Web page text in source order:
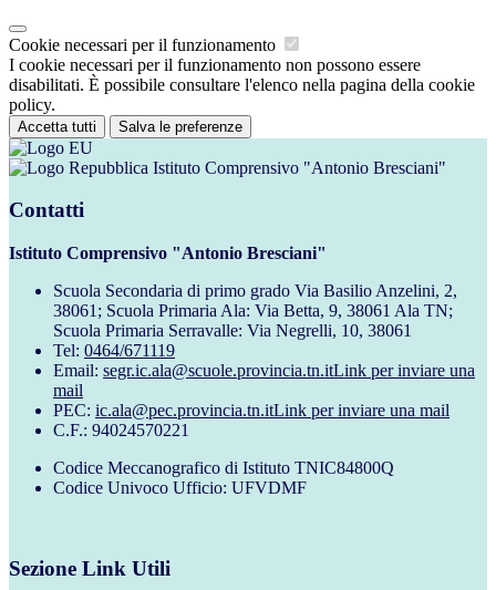
Cookie necessari per il funzionamento
I cookie necessari per il funzionamento non possono essere
disabilitati. È possibile consultare l'elenco nella pagina della cookie
policy.
Accetta tutti Salva le preferenze
Istituto Comprensivo "Antonio Bresciani"
Contatti
Istituto Comprensivo "Antonio Bresciani"
Scuola Secondaria di primo grado Via Basilio Anzelini, 2,
38061; Scuola Primaria Ala: Via Betta, 9, 38061 Ala TN;
Scuola Primaria Serravalle: Via Negrelli, 10, 38061
Tel: 0464/671119
Email: segr.ic.ala@scuole.provincia.tn.itLink per inviare una
mail
PEC: ic.ala@pec.provincia.tn.itLink per inviare una mail
C.F.: 94024570221
Codice Meccanografico di Istituto TNIC84800Q
Codice Univoco Ufficio: UFVDMF
Sezione Link Utili